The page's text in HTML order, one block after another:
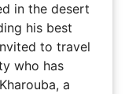
in the desert
his best
to travel
who has
a